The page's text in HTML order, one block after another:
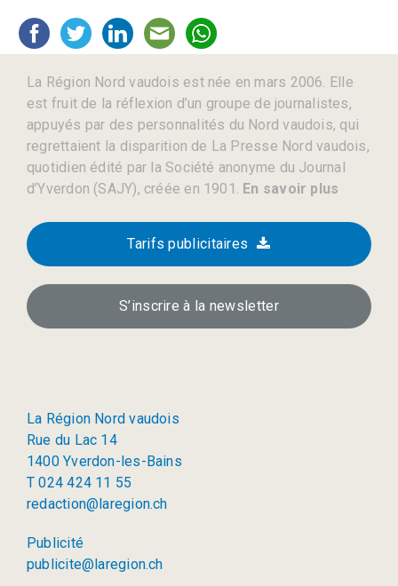
La Région Nord vaudois est née en mars 2006. Elle
est fruit de la réflexion d’un groupe de journalistes,
appuyés par des personnalités du Nord vaudois, qui
regrettaient la disparition de La Presse Nord vaudois,
quotidien édité par la Société anonyme du Journal
d’Yverdon (SAJY), créée en 1901. En savoir plus
Tarifs publicitaires
S’inscrire à la newsletter
La Région Nord vaudois
Rue du Lac 14
1400 Yverdon-les-Bains
T 024 424 11 55
redaction@laregion.ch
Publicité
publicite@laregion.ch